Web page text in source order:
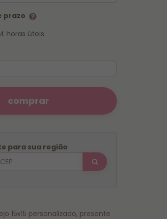
prazo
horas úteis.
comprar
para sua região
15x15 personalizado, presente